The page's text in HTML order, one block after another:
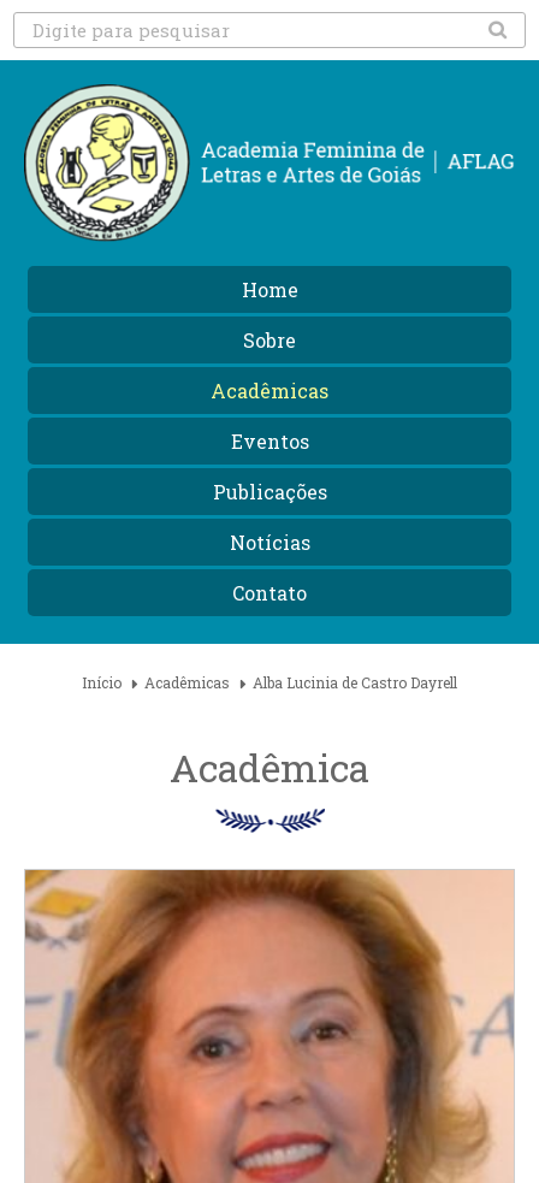
Home
Sobre
Acadêmicas
Eventos
Publicações
Notícias
Contato
Início Acadêmicas Alba Lucinia de Castro Dayrell
Acadêmica